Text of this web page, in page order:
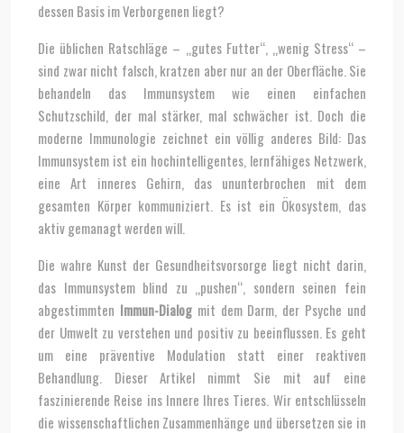
dessen Basis im Verborgenen liegt?
Die üblichen Ratschläge – „gutes Futter“, „wenig Stress“ –
sind zwar nicht falsch, kratzen aber nur an der Oberfläche. Sie
behandeln das Immunsystem wie einen einfachen
Schutzschild, der mal stärker, mal schwächer ist. Doch die
moderne Immunologie zeichnet ein völlig anderes Bild: Das
Immunsystem ist ein hochintelligentes, lernfähiges Netzwerk,
eine Art inneres Gehirn, das ununterbrochen mit dem
gesamten Körper kommuniziert. Es ist ein Ökosystem, das
aktiv gemanagt werden will.
Die wahre Kunst der Gesundheitsvorsorge liegt nicht darin,
das Immunsystem blind zu „pushen“, sondern seinen fein
abgestimmten Immun-Dialogmit dem Darm, der Psyche und
der Umwelt zu verstehen und positiv zu beeinflussen. Es geht
um eine präventive Modulation statt einer reaktiven
Behandlung. Dieser Artikel nimmt Sie mit auf eine
faszinierende Reise ins Innere Ihres Tieres. Wir entschlüsseln
die wissenschaftlichen Zusammenhänge und übersetzen sie in